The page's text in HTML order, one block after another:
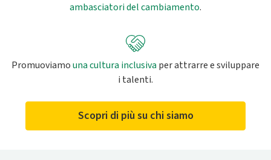
ambasciatori del cambiamento.
Promuoviamouna cultura inclusiva per attrarre e sviluppare
i talenti.
Scopri di più su chi siamo